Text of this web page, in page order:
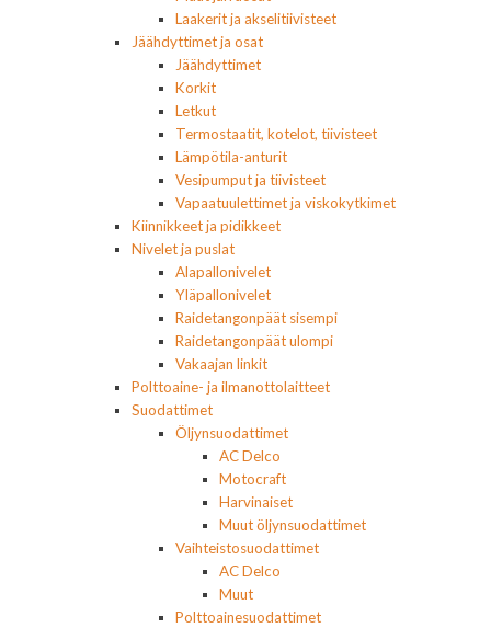
Laakerit ja akselitiivisteet
Jäähdyttimet ja osat
Jäähdyttimet
Korkit
Letkut
Termostaatit, kotelot, tiivisteet
Lämpötila-anturit
Vesipumput ja tiivisteet
Vapaatuulettimet ja viskokytkimet
Kiinnikkeet ja pidikkeet
Nivelet ja puslat
Alapallonivelet
Yläpallonivelet
Raidetangonpäät sisempi
Raidetangonpäät ulompi
Vakaajan linkit
Polttoaine- ja ilmanottolaitteet
Suodattimet
Öljynsuodattimet
AC Delco
Motocraft
Harvinaiset
Muut öljynsuodattimet
Vaihteistosuodattimet
AC Delco
Muut
Polttoainesuodattimet